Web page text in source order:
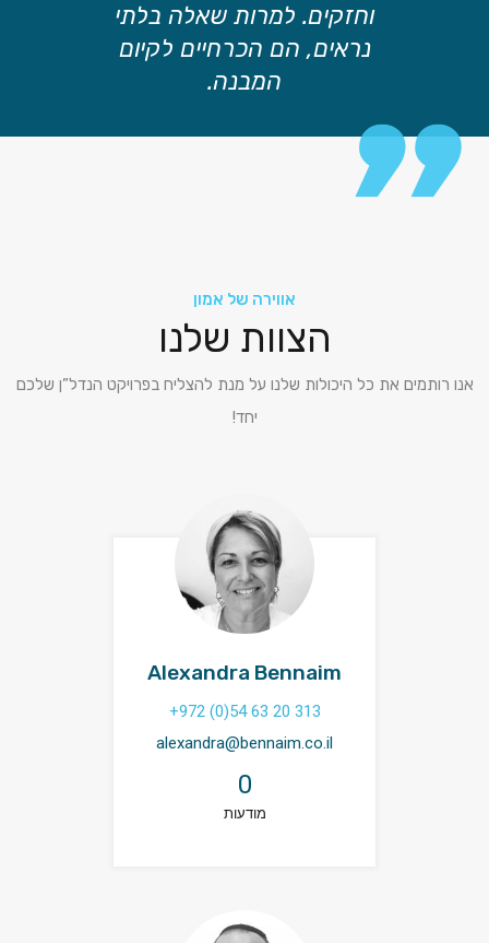
וחזקים. למרות שאלה בלתי
נראים, הם הכרחיים לקיום
המבנה.
אווירה של אמון
הצוות שלנו
אנו רותמים את כל היכולות שלנו על מנת להצליח בפרויקט הנדל”ן שלכם
יחד!
Alexandra Bennaim
+972 (0)54 63 20 313
alexandra@bennaim.co.il
0
מודעות